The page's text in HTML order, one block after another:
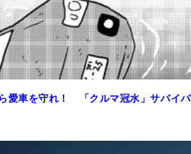
愛車を守れ！ 「クルマ冠水」サバイバ